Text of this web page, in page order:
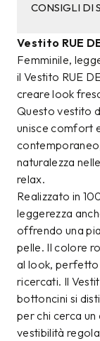
CONSIGLI DI
Vestito RUE
Femminile,
il Vestito RUE
creare look
Questo vestito
unisce comfort
naturalezza
relax.
Realizzato in
leggerezza
offrendo una
pelle. Il colore
al look,
ricercati. Il
bottoncini si
per chi cerca
vestibilità